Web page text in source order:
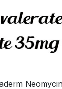
Neomycin